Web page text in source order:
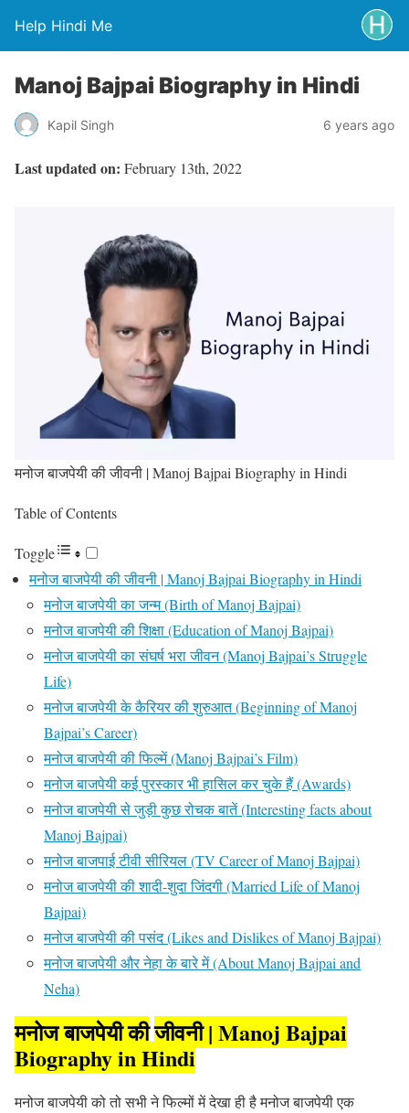
Help Hindi Me
Manoj Bajpai Biography in Hindi
Kapil Singh 6 years ago
Last updated on: February 13th, 2022
मनोज बाजपेयी की जीवनी | Manoj Bajpai Biography in Hindi
Table of Contents
Toggle
मनोज बाजपेयी की जीवनी | Manoj Bajpai Biography in Hindi
मनोज बाजपेयी का जन्म (Birth of Manoj Bajpai)
मनोज बाजपेयी की शिक्षा (Education of Manoj Bajpai)
मनोज बाजपेयी का संघर्ष भरा जीवन (Manoj Bajpai’s Struggle
Life)
मनोज बाजपेयी के कैरियर की शुरुआत (Beginning of Manoj
Bajpai’s Career)
मनोज बाजपेयी की फिल्में (Manoj Bajpai’s Film)
मनोज बाजपेयी कई पुरस्‍कार भी हासिल कर चुके हैं (Awards)
मनोज बाजपेयी से जुड़ी कुछ रोचक बातें (Interesting facts about
Manoj Bajpai)
मनोज बाजपाई टीवी सीरियल (TV Career of Manoj Bajpai)
मनोज बाजपेयी की शादी-शुदा जिंदगी (Married Life of Manoj
Bajpai)
मनोज बाजपेयी की पसंद (Likes and Dislikes of Manoj Bajpai)
मनोज बाजपेयी और नेहा के बारे में (About Manoj Bajpai and
Neha)
मनोज बाजपेयी कीजीवनी | Manoj Bajpai
Biography in Hindi
मनोज बाजपेयी को तो सभी ने फिल्मों में देखा ही है मनोज बाजपेयी एक